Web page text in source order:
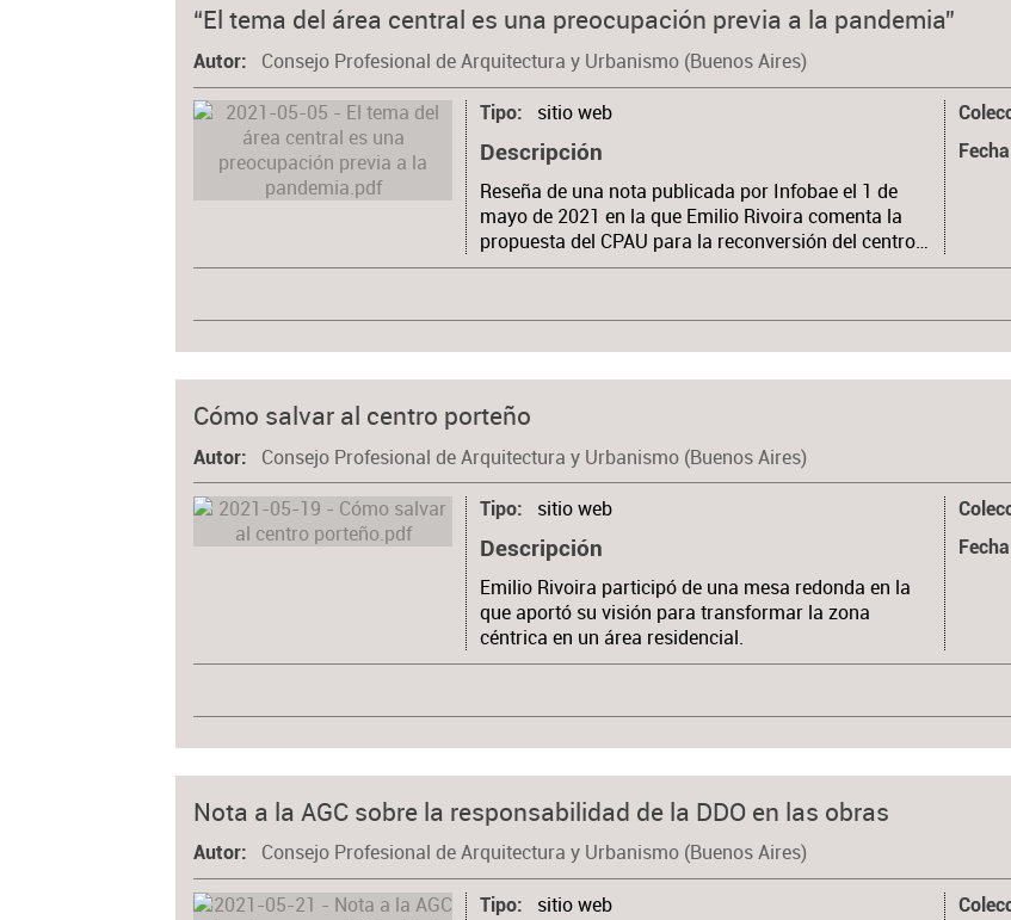
“El tema del área central es una preocupación previa a la pandemia”
Autor Consejo Profesional de Arquitectura y Urbanismo (Buenos Aires)
Tipo sitio web
Descripción
Reseña de una nota publicada por Infobae el 1 de
mayo de 2021 en la que Emilio Rivoira comenta la
propuesta del CPAU para la reconversión del centro…
Cómo salvar al centro porteño
Autor Consejo Profesional de Arquitectura y Urbanismo (Buenos Aires)
Tipo sitio web
Descripción
Emilio Rivoira participó de una mesa redonda en la
que aportó su visión para transformar la zona
céntrica en un área residencial.
Nota a la AGC sobre la responsabilidad de la DDO en las obras
Autor Consejo Profesional de Arquitectura y Urbanismo (Buenos Aires)
Tipo sitio web